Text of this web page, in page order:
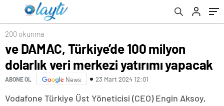
200 okunma
ve DAMAC, Türkiye’de 100 milyon
dolarlık veri merkezi yatırımı yapacak
ABONE OL News 23 Mart 2024 12:01
Vodafone Türkiye Üst Yöneticisi (CEO) Engin Aksoy,